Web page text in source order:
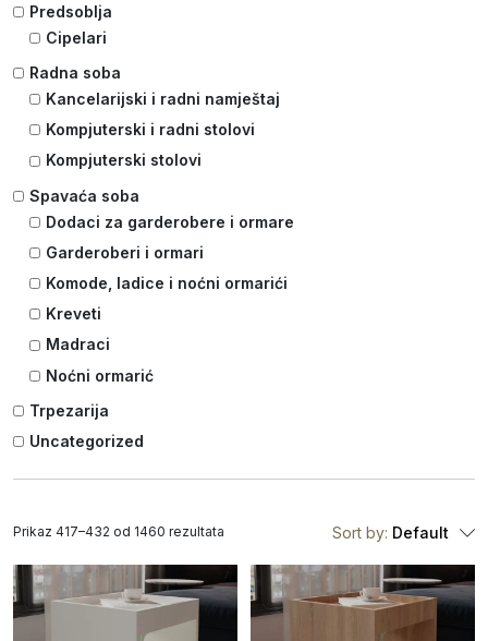
Predsoblja
Cipelari
Radna soba
Kancelarijski i radni namještaj
Kompjuterski i radni stolovi
Kompjuterski stolovi
Spavaća soba
Dodaci za garderobere i ormare
Garderoberi i ormari
Komode, ladice i noćni ormarići
Kreveti
Madraci
Noćni ormarić
Trpezarija
Uncategorized
Sort by: Default
Prikaz 417–432 od 1460 rezultata